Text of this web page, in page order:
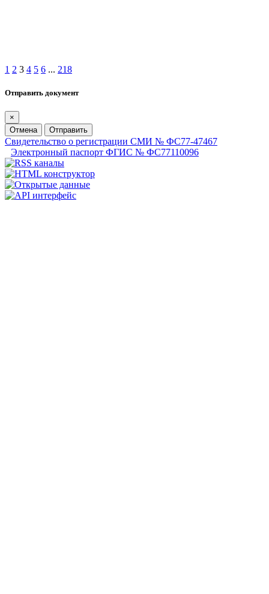
1 2 3 4 5 6 ... 218
Отправить документ
×
Отмена
Отправить
Свидетельство о регистрации СМИ № ФС77-47467
Электронный паспорт ФГИС № ФС77110096